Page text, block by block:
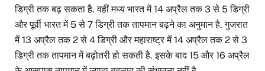
डिग्री तक बढ़ सकता है. वहीं मध्य भारत में 14 अप्रैल तक 3 से 5 डिग्री
और पूर्वी भारत में 5 से 7 डिग्री तक तापमान बढ़ने का अनुमान है. गुजरात
में 13 अप्रैल तक 2 से 4 डिग्री और महाराष्ट्र में 14 अप्रैल तक 2 से 3
डिग्री तक तापमान में बढ़ोतरी हो सकती है. इसके बाद 15 और 16 अप्रैल